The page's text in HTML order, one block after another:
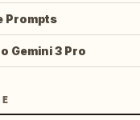
Prompts
Gemini 3 Pro